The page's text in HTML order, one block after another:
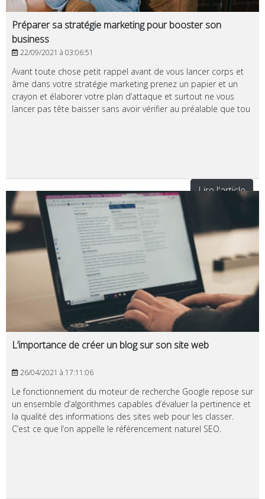
Préparer sa stratégie marketing pour booster son
business
22/09/2021 à 03:06:51
Avant toute chose petit rappel avant de vous lancer corps et
âme dans votre stratégie marketing prenez un papier et un
crayon et élaborer votre plan d’attaque et surtout ne vous
lancer pas tête baisser sans avoir vérifier au préalable que tou
Lire l'article
L’importance de créer un blog sur son site web
26/04/2021 à 17:11:06
Le fonctionnement du moteur de recherche Google repose sur
un ensemble d’algorithmes capables d’évaluer la pertinence et
la qualité des informations des sites web pour les classer.
C’est ce que l’on appelle le référencement naturel SEO.